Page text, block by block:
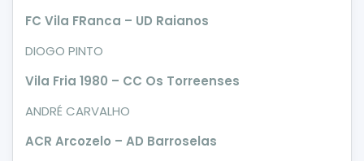
FC Vila FRanca – UD Raianos
DIOGO PINTO
Vila Fria 1980 – CC Os Torreenses
ANDRÉ CARVALHO
ACR Arcozelo – AD Barroselas